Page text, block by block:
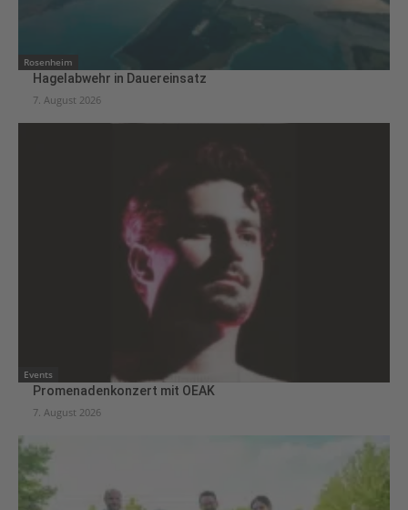
Rosenheim
Hagelabwehr in Dauereinsatz
7. August 2026
Events
Promenadenkonzert mit OEAK
7. August 2026